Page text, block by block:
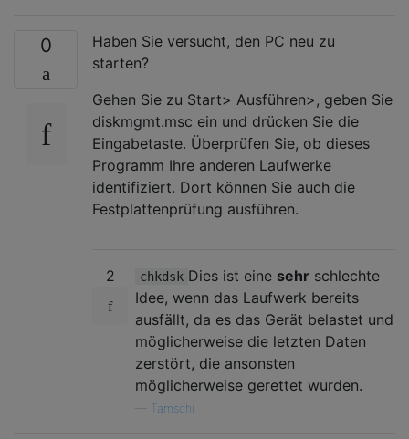
0
Haben Sie versucht, den PC neu zu
starten?
Gehen Sie zu Start> Ausführen>, geben Sie
diskmgmt.msc ein und drücken Sie die
Eingabetaste. Überprüfen Sie, ob dieses
Programm Ihre anderen Laufwerke
identifiziert. Dort können Sie auch die
Festplattenprüfung ausführen.
2 chkdsk Dies ist eine sehr schlechte
Idee, wenn das Laufwerk bereits
ausfällt, da es das Gerät belastet und
möglicherweise die letzten Daten
zerstört, die ansonsten
möglicherweise gerettet wurden.
Tamschi